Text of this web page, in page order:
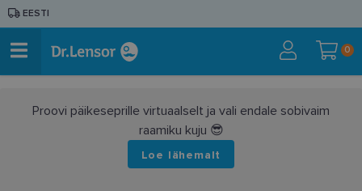
EESTI
0
Proovi päikeseprille virtuaalselt ja vali endale sobivaim
raamiku kuju 😎
Loe lähemalt